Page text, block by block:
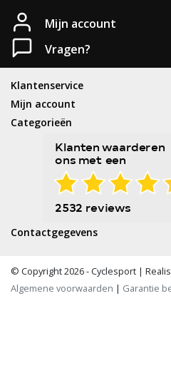
Mijn account
Vragen?
Klantenservice
Mijn account
Categorieën
Contactgegevens
© Copyright 2026 - Cyclesport |
Algemene voorwaarden | Garantie